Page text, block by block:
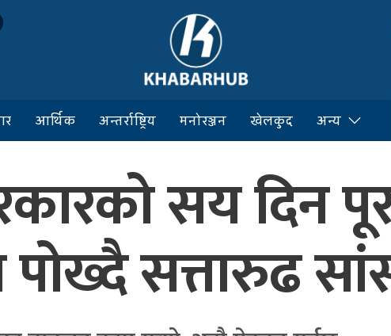
आर्थिक अन्तर्राष्ट्रिय मनोरञ्जन खेलकुद अन्य
सय दिन
सत्तारुढ